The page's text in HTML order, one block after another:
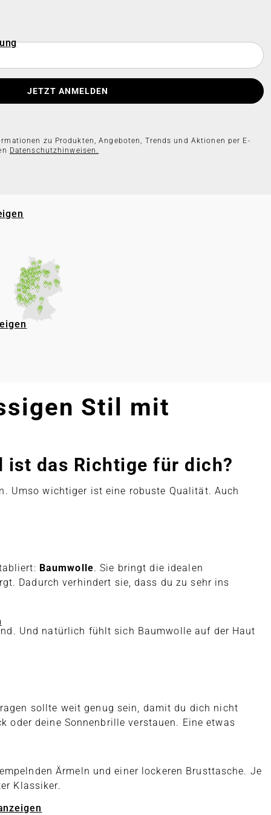
JETZT ANMELDEN
zu Produkten, Angeboten, Trends und Aktionen per E-
Datenschutzhinweisen.
Stil mit
ist das Richtige für dich?
Umso wichtiger ist eine robuste Qualität. Auch
Baumwolle. Sie bringt die idealen
Dadurch verhindert sie, dass du zu sehr ins
Und natürlich fühlt sich Baumwolle auf der Haut
sollte weit genug sein, damit du dich nicht
deine Sonnenbrille verstauen. Eine etwas
Ärmeln und einer lockeren Brusttasche. Je
Klassiker.